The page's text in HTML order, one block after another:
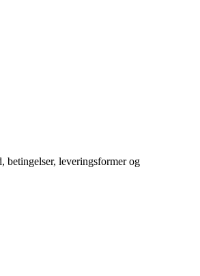
betingelser, leveringsformer og